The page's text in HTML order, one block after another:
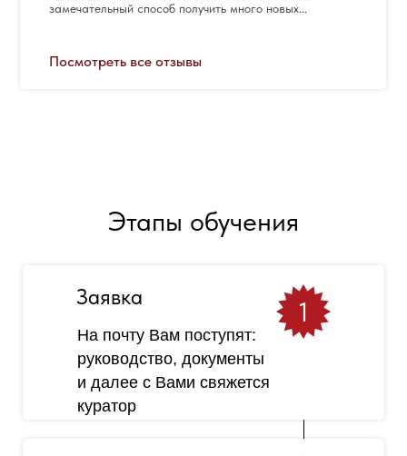
замечательный способ получить много новых...
Посмотреть все отзывы
Этапы обучения
Заявка
На почту Вам поступят:
руководство, документы
и далее с Вами свяжется
куратор
1